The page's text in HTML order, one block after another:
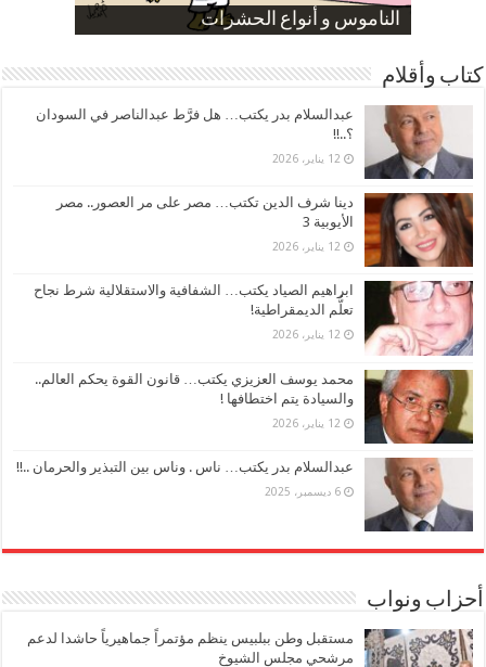
الناموس و أنواع الحشرات
الموظفين بعد ارتفاع الأسعار
ارتفاع نسبة الطلاق في مصر
صورة كاركاتيرية
صورة كاركاتيرية
كتاب وأقلام
عبدالسلام بدر يكتب… هل فرَّط عبدالناصر في السودان
؟..!!
12 يناير، 2026
دينا شرف الدين تكتب… مصر على مر العصور.. مصر
الأيوبية 3
12 يناير، 2026
ابراهيم الصياد يكتب… الشفافية والاستقلالية شرط نجاح
تعلُّم الديمقراطية!
12 يناير، 2026
محمد يوسف العزيزي يكتب… قانون القوة يحكم العالم..
والسيادة يتم اختطافها !
12 يناير، 2026
عبدالسلام بدر يكتب… ناس . وناس بين التبذير والحرمان ..!!
6 ديسمبر، 2025
أحزاب ونواب
مستقبل وطن ببلبيس ينظم مؤتمراً جماهيرياً حاشدا لدعم
مرشحي مجلس الشيوخ